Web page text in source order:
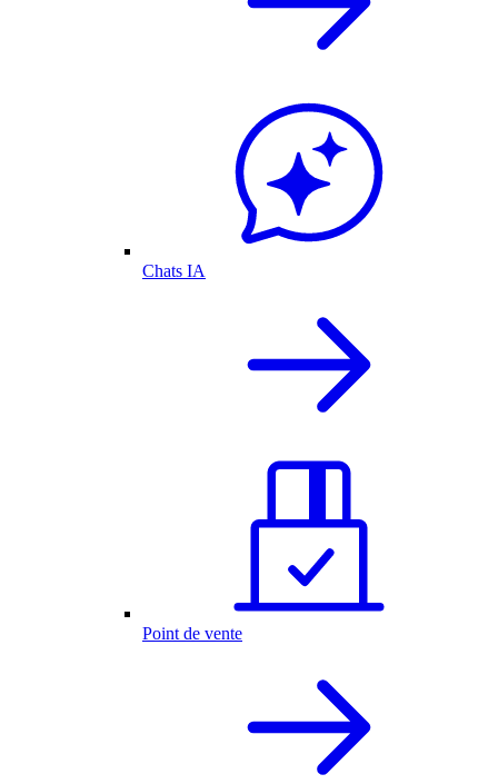
Chats IA
Point de vente